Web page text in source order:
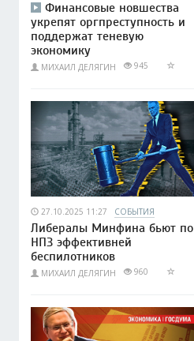
Финансовые новшества
укрепят оргпреступность и
поддержат теневую
экономику
МИХАИЛ ДЕЛЯГИН 945
27.10.2025 11:27 СОБЫТИЯ
Либералы Минфина бьют по
НПЗ эффективней
беспилотников
МИХАИЛ ДЕЛЯГИН 960